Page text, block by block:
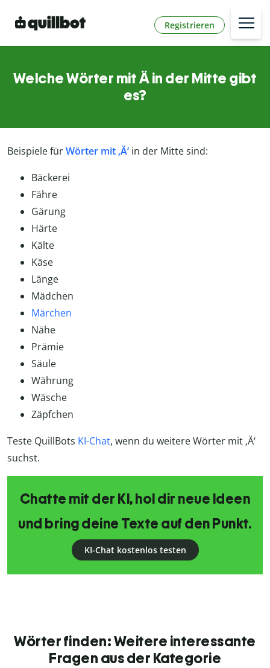
Registrieren
Welche Wörter mit Ä in der Mitte gibt
es?
Beispiele fürWörter mit ‚Ä‘ in der Mitte sind:
Bäckerei
Fähre
Gärung
Härte
Kälte
Käse
Länge
Mädchen
Märchen
Nähe
Prämie
Säule
Währung
Wäsche
Zäpfchen
Teste QuillBots KI-Chat, wenn du weitere Wörter mit ‚Ä‘
suchst.
Chatte mit der KI, hol dir neue Ideen
und bring deine Texte auf den Punkt.
KI-Chat kostenlos testen
Wörter finden: Weitere interessante
Fragen aus der Kategorie